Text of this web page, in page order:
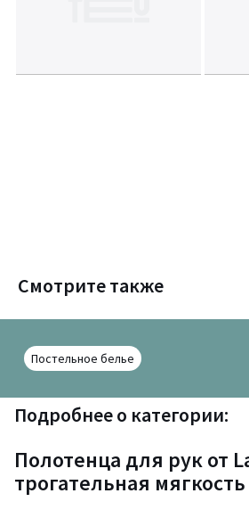
Смотрите также
Постельное белье
Подробнее о категории:
Полотенца для рук от
трогательная мягкость